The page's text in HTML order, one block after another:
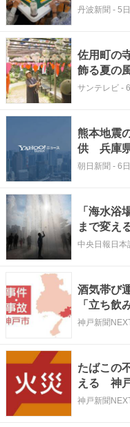
丹波新聞 - 5
佐用町の
飾る夏の
サンテレビ -
熊本地震
供 兵庫
朝日新聞 - 6
「海水浴
まで変え
中央日報日本
酒気帯び
「立ち飲
中」 神戸
神戸新聞
たばこの
える 神
神戸新聞